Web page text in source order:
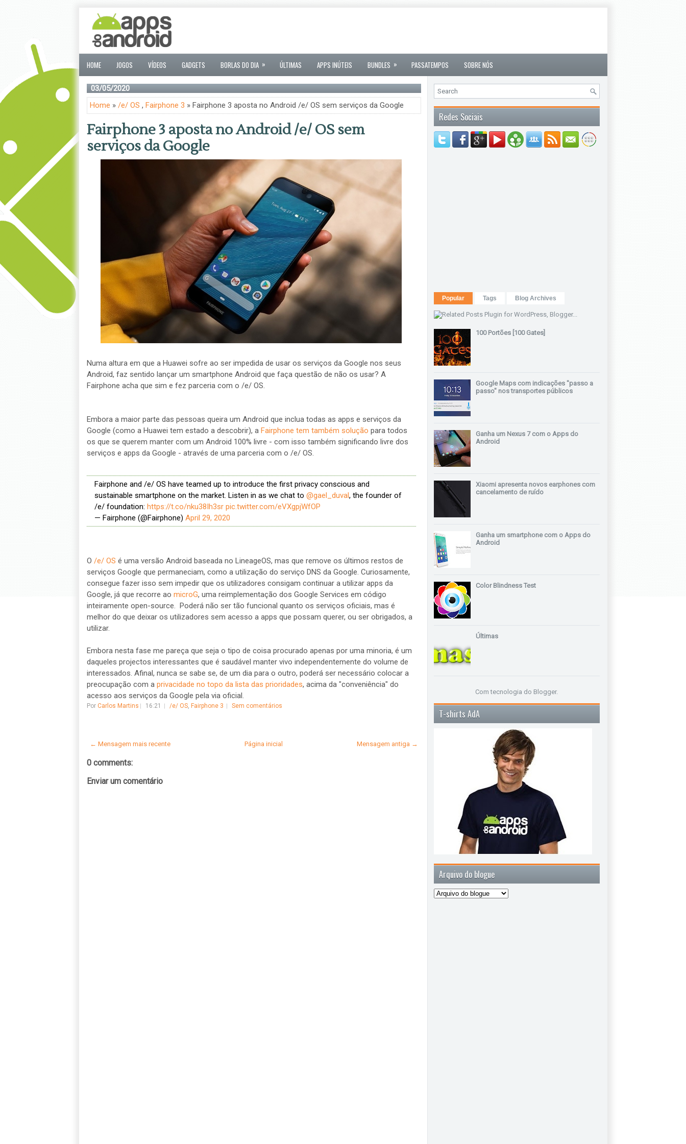
HOME JOGOS VÍDEOS GADGETS BORLAS DO DIA » ÚLTIMAS APPS INÚTEIS BUNDLES » PASSATEMPOS SOBRE NÓS
03/05/2020
Home » /e/ OS , Fairphone 3 » Fairphone 3 aposta no Android /e/ OS sem serviços da Google
Fairphone 3 aposta no Android /e/ OS sem
serviços da Google
Numa altura em que a Huawei sofre ao ser impedida de usar os serviços da Google nos seus
Android, faz sentido lançar um smartphone Android que faça questão de não os usar? A
Fairphone acha que sim e fez parceria com o /e/ OS.
Embora a maior parte das pessoas queira um Android que inclua todas as apps e serviços da
Google (como a Huawei tem estado a descobrir), a Fairphone tem também solução para todos
os que se querem manter com um Android 100% livre - com isso também significando livre dos
serviços e apps da Google - através de uma parceria com o /e/ OS.
Fairphone and /e/ OS have teamed up to introduce the first privacy conscious and
sustainable smartphone on the market. Listen in as we chat to @gael_duval, the founder of
/e/ foundation: https://t.co/nku38Ih3sr pic.twitter.com/eVXgpjWfOP
— Fairphone (@Fairphone) April 29, 2020
O /e/ OS é uma versão Android baseada no LineageOS, mas que remove os últimos restos de
serviços Google que permaneciam, como a utilização do serviço DNS da Google. Curiosamente,
consegue fazer isso sem impedir que os utilizadores consigam continuar a utilizar apps da
Google, já que recorre ao microG, uma reimplementação dos Google Services em código
inteiramente open-source. Poderá não ser tão funcional quanto os serviços oficiais, mas é
melhor do que deixar os utilizadores sem acesso a apps que possam querer, ou ser obrigados, a
utilizar.
Embora nesta fase me pareça que seja o tipo de coisa procurado apenas por uma minoria, é um
daqueles projectos interessantes que é saudável manter vivo independentemente do volume de
interessados. Afinal, nunca se sabe se, de um dia para o outro, poderá ser necessário colocar a
preocupação com a privacidade no topo da lista das prioridades, acima da "conveniência" do
acesso aos serviços da Google pela via oficial.
Por Carlos Martins 16:21 /e/ OS, Fairphone 3 Sem comentários
← Mensagem mais recente Mensagem antiga →
Página inicial
0 comments:
Enviar um comentário
Redes Sociais
Popular Tags Blog Archives
100 Portões [100 Gates]
Google Maps com indicações "passo a
passo" nos transportes públicos
Ganha um Nexus 7 com o Apps do
Android
Xiaomi apresenta novos earphones com
cancelamento de ruído
Ganha um smartphone com o Apps do
Android
Color Blindness Test
Últimas
Com tecnologia do Blogger.
T-shirts AdA
Arquivo do blogue